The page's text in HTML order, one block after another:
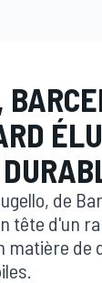
de
tête d'un
matière de